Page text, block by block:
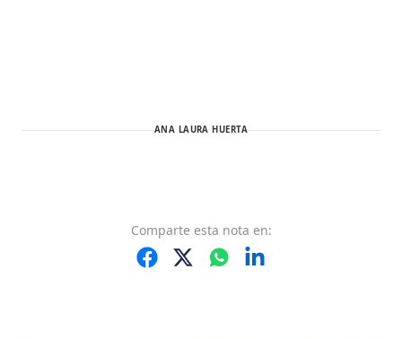
ANA LAURA HUERTA
Comparte esta nota en: